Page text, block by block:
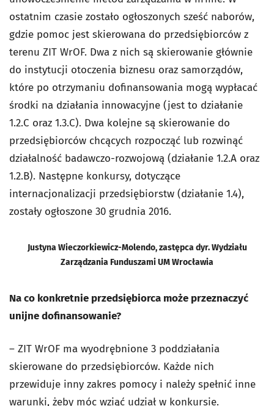
ostatnim czasie zostało ogłoszonych sześć naborów,
gdzie pomoc jest skierowana do przedsiębiorców z
terenu ZIT WrOF. Dwa z nich są skierowanie głównie
do instytucji otoczenia biznesu oraz samorządów,
które po otrzymaniu dofinansowania mogą wypłacać
środki na działania innowacyjne (jest to działanie
1.2.C oraz 1.3.C). Dwa kolejne są skierowanie do
przedsiębiorców chcących rozpocząć lub rozwinąć
działalność badawczo-rozwojową (działanie 1.2.A oraz
1.2.B). Następne konkursy, dotyczące
internacjonalizacji przedsiębiorstw (działanie 1.4),
zostały ogłoszone 30 grudnia 2016.
Justyna Wieczorkiewicz-Molendo, zastępca dyr. Wydziału
Zarządzania Funduszami UM Wrocławia
Na co konkretnie przedsiębiorca może przeznaczyć
unijne dofinansowanie?
– ZIT WrOF ma wyodrębnione 3 poddziałania
skierowane do przedsiębiorców. Każde nich
przewiduje inny zakres pomocy i należy spełnić inne
warunki, żeby móc wziąć udział w konkursie.